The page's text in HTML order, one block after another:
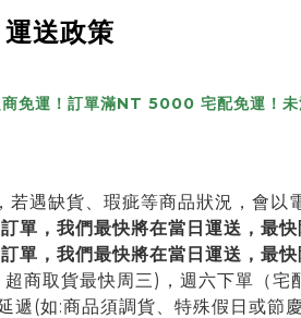
運送政策
免運！訂單滿NT 5000 宅配免運 ！
，若遇缺貨、瑕疵等商品狀況，會以
，我們最快將在當日運送，最快
，我們最快將在當日運送，最快
商取貨最快周三)，週六下單（宅
(如:商品須調貨、特殊假日或節